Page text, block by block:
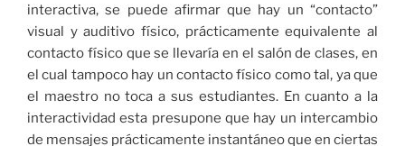
interactiva, se puede afirmar que hay un “contacto”
visual y auditivo físico, prácticamente equivalente al
contacto físico que se llevaría en el salón de clases, en
el cual tampoco hay un contacto físico como tal, ya que
el maestro no toca a sus estudiantes. En cuanto a la
interactividad esta presupone que hay un intercambio
de mensajes prácticamente instantáneo que en ciertas